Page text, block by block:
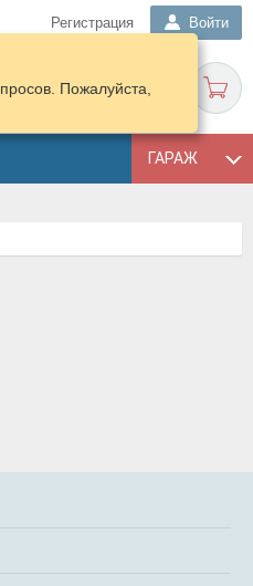
Регистрация Войти
ГАРАЖ
Пожалуйста,